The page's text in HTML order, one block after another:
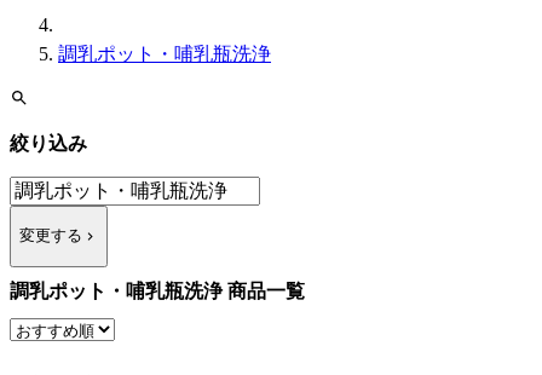
調乳ポット・哺乳瓶洗浄
絞り込み
変更する
調乳ポット・哺乳瓶洗浄 商品一覧